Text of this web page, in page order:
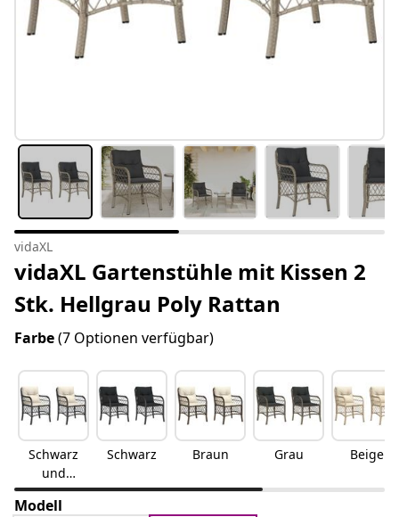
vidaXL
vidaXL Gartenstühle mit Kissen 2
Stk. Hellgrau Poly Rattan
Farbe(7 Optionen verfügbar)
Schwarz
und
Creme
Schwarz Braun Grau Beige
Modell